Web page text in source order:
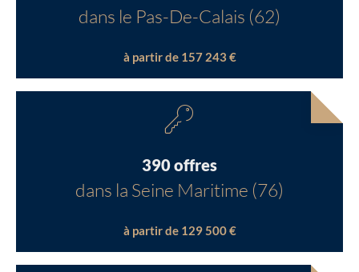
dans le Pas-De-Calais (62)
à partir de 157 243 €
390 offres
dans la Seine Maritime (76)
à partir de 129 500 €